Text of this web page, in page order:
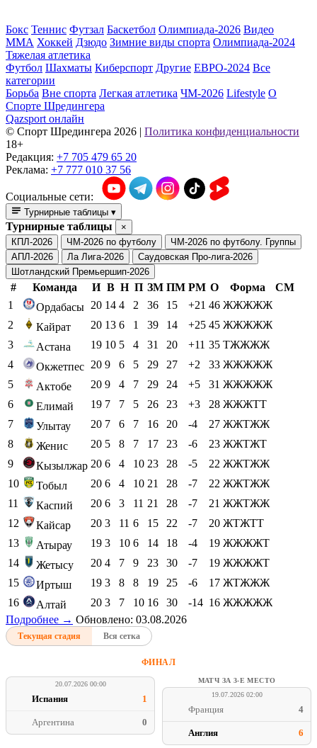
Бокс Теннис Футзал Баскетбол Олимпиада-2026 Видео
ММА Хоккей Дзюдо Зимние виды спорта Олимпиада-2024
Тяжелая атлетика
Футбол Шахматы Киберспорт Другие ЕВРО-2024 Все
категории
Борьба Вне спорта Легкая атлетика ЧМ-2026 Lifestyle О
Спорте Шредингера
Qazsport онлайн
© Cпорт Шредингера 2026 | Политика конфиденциальности
18+
Редакция: +7 705 479 65 20
Реклама: +7 777 010 37 56
Социальные сети:
Турнирные таблицы ▾
Турнирные таблицы
×
КПЛ-2026
ЧМ-2026 по футболу
ЧМ-2026 по футболу. Группы
АПЛ-2026
Ла Лига-2026
Саудовская Про-лига-2026
Шотландский Премьершип-2026
# Команда И В Н П ЗМ ПМ РМ О Форма
СМ
1
Ордабасы 20 14 4 2 36 15 +21 46 ЖЖЖЖЖ
2
Кайрат 20 13 6 1 39 14 +25 45 ЖЖЖЖЖ
3
Астана 19 10 5 4 31 20 +11 35 ТЖЖЖЖ
4
Окжетпес 20 9 6 5 29 27 +2 33 ЖЖЖЖЖ
5
Актобе 20 9 4 7 29 24 +5 31 ЖЖЖЖЖ
6
Елимай 19 7 7 5 26 23 +3 28 ЖЖЖТТ
7
Улытау 20 7 6 7 16 20 -4 27 ЖЖТЖЖ
8
Женис 20 5 8 7 17 23 -6 23 ЖЖТЖТ
9
Кызылжар 20 6 4 10 23 28 -5 22 ЖЖТЖЖ
10
Тобыл 20 6 4 10 21 28 -7 22 ЖЖТЖЖ
11
Каспий 20 6 3 11 21 28 -7 21 ЖЖТЖЖ
12
Кайсар 20 3 11 6 15 22 -7 20 ЖТЖТТ
13
Атырау 19 3 10 6 14 18 -4 19 ЖЖЖЖТ
14
Жетысу 20 4 7 9 23 30 -7 19 ЖЖЖЖТ
15
Иртыш 19 3 8 8 19 25 -6 17 ЖТЖЖЖ
16
Алтай 20 3 7 10 16 30 -14 16 ЖЖЖЖЖ
Подробнее → Обновлено: 03.08.2026
Текущая стадия Вся сетка
ФИНАЛ
20.07.2026 00:00
Испания 1
Аргентина 0
МАТЧ ЗА 3-Е МЕСТО
19.07.2026 02:00
Франция 4
Англия 6